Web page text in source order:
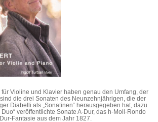
für Violine und Klavier haben genau den Umfang, der
die drei Sonaten des Neunzehnjährigen, die der
Diabelli als „Sonatinen“ herausgegeben hat, dazu
veröffentlichte Sonate A-Dur, das h-Moll-Rondo
Fantasie aus dem Jahr 1827.